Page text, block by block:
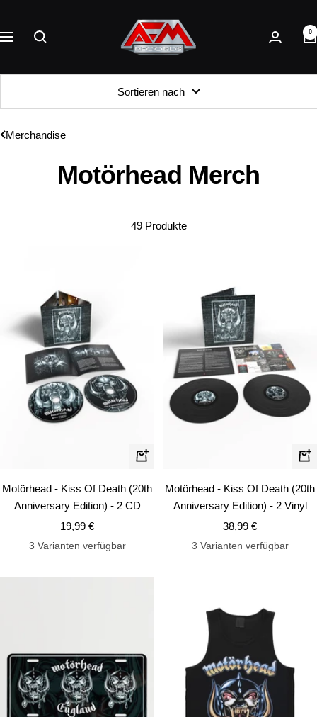
Inhalt
Navigation
AFM
Records
0
Sortieren nach
Merchandise
Motörhead Merch
49 Produkte
In
den
Warenkorb
Motörhead - Kiss Of Death (20th
Anniversary Edition) - 2 CD
Angebotspreis
19,99 €
3 Varianten verfügbar
In
Motörhead - Kiss Of Death (20th
Anniversary Edition) - 2 Vinyl
Angebotspreis
38,99 €
3 Varianten verfügbar